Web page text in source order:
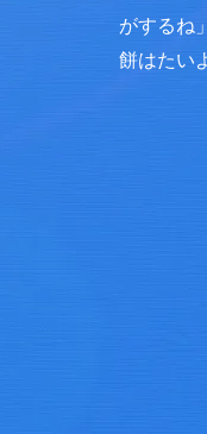
がするね
餅はたい